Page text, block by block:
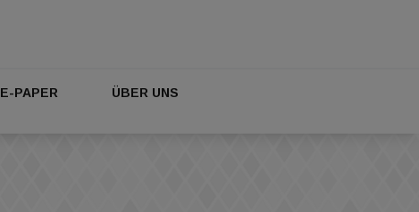
E-PAPER ÜBER UNS